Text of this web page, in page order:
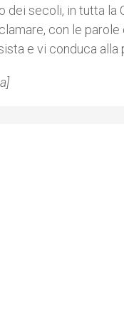
secoli, in tutta la
con le parole
e vi conduca